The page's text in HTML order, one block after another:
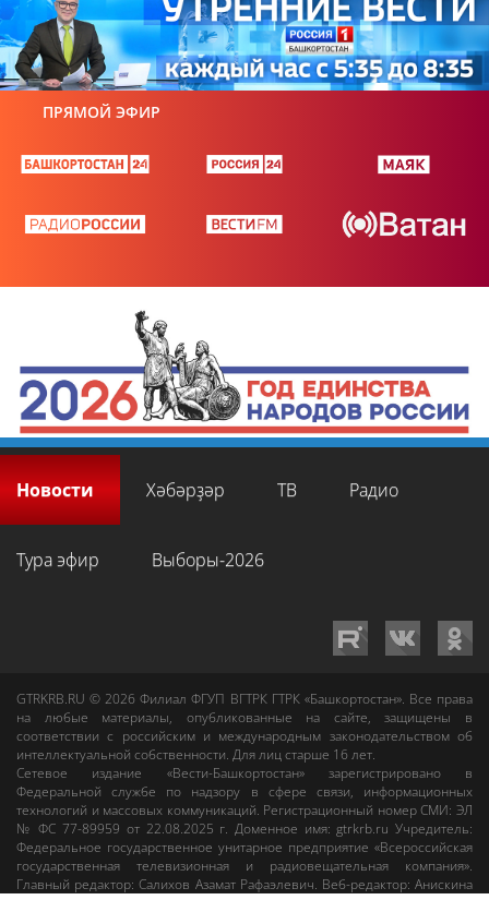
ПРЯМОЙ ЭФИР
Новости Хәбәрҙәр ТВ Радио
Тура эфир Выборы-2026
GTRKRB.RU © 2026Филиал ФГУП ВГТРК ГТРК «Башкортостан». Все права
на любые материалы, опубликованные на сайте, защищены в
соответствии с российским и международным законодательством об
интеллектуальной собственности. Для лиц старше 16 лет.
Сетевое издание «Вести-Башкортостан»зарегистрировано в
Федеральной службе по надзору в сфере связи, информационных
технологий и массовых коммуникаций. Регистрационный номер СМИ: ЭЛ
№ ФС 77-89959 от 22.08.2025 г. Доменное имя:gtrkrb.ru Учредитель:
Федеральное государственное унитарное предприятие «Всероссийская
государственная телевизионная и радиовещательная компания».
Главный редактор:Салихов Азамат Рафаэлевич. Веб-редактор:Анискина